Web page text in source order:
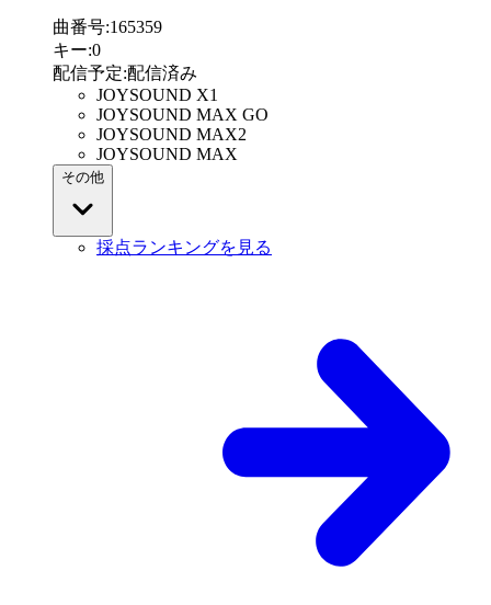
曲番号:165359
キー:0
配信予定:配信済み
JOYSOUND X1
JOYSOUND MAX GO
JOYSOUND MAX2
JOYSOUND MAX
その他
採点ランキングを見る